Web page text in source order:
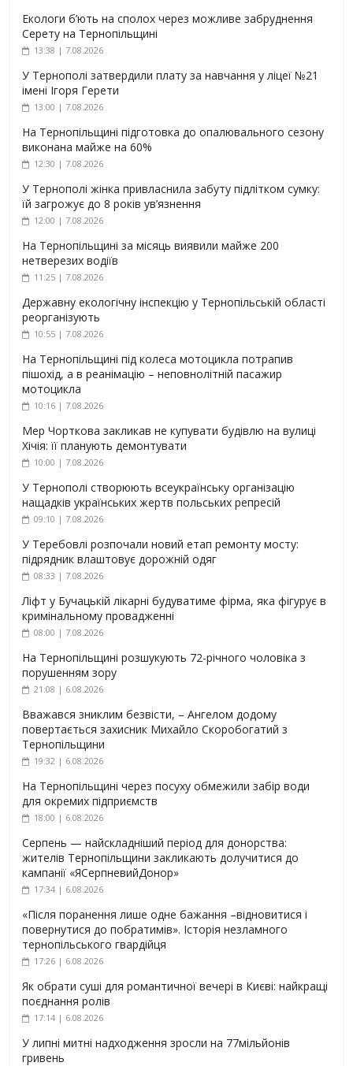
Екологи б’ють на сполох через можливе забруднення
Серету на Тернопільщині
13:38 | 7.08.2026
У Тернополі затвердили плату за навчання у ліцеї №21
імені Ігоря Герети
13:00 | 7.08.2026
На Тернопільщині підготовка до опалювального сезону
виконана майже на 60%
12:30 | 7.08.2026
У Тернополі жінка привласнила забуту підлітком сумку:
їй загрожує до 8 років ув’язнення
12:00 | 7.08.2026
На Тернопільщині за місяць виявили майже 200
нетверезих водіїв
11:25 | 7.08.2026
Державну екологічну інспекцію у Тернопільській області
реорганізують
10:55 | 7.08.2026
На Тернопільщині під колеса мотоцикла потрапив
пішохід, а в реанімацію – неповнолітній пасажир
мотоцикла
10:16 | 7.08.2026
Мер Чорткова закликав не купувати будівлю на вулиці
Хічія: її планують демонтувати
10:00 | 7.08.2026
У Тернополі створюють всеукраїнську організацію
нащадків українських жертв польських репресій
09:10 | 7.08.2026
У Теребовлі розпочали новий етап ремонту мосту:
підрядник влаштовує дорожній одяг
08:33 | 7.08.2026
Ліфт у Бучацькій лікарні будуватиме фірма, яка фігурує в
кримінальному провадженні
08:00 | 7.08.2026
На Тернопільщині розшукують 72-річного чоловіка з
порушенням зору
21:08 | 6.08.2026
Вважався зниклим безвісти, – Ангелом додому
повертається захисник Михайло Скоробогатий з
Тернопільщини
19:32 | 6.08.2026
На Тернопільщині через посуху обмежили забір води
для окремих підприємств
18:00 | 6.08.2026
Серпень — найскладніший період для донорства:
жителів Тернопільщини закликають долучитися до
кампанії «ЯСерпневийДонор»
17:34 | 6.08.2026
«Після поранення лише одне бажання –відновитися і
повернутися до побратимів». Історія незламного
тернопільського гвардійця
17:26 | 6.08.2026
Як обрати суші для романтичної вечері в Києві: найкращі
поєднання ролів
17:14 | 6.08.2026
У липні митні надходження зросли на 77мільйонів
гривень